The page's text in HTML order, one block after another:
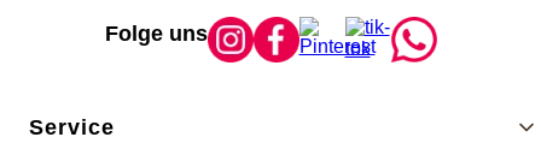
Folge uns
Service